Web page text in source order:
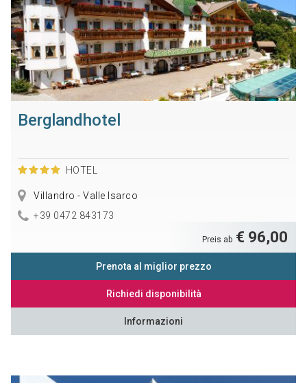
Berglandhotel
HOTEL
Villandro - Valle Isarco
+39 0472 843173
Preis ab € 96,00
Prenota al miglior prezzo
Richiedi disponibilità
Informazioni